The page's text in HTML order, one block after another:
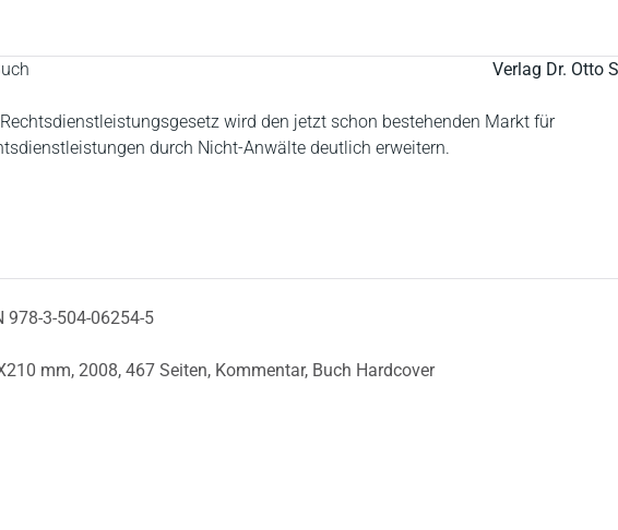
Verlag Dr. Otto
wird den jetzt schon bestehenden Markt für
durch Nicht-Anwälte deutlich erweitern.
978-3-504-06254-5
mm, 2008, 467 Seiten, Kommentar, Buch Hardcover